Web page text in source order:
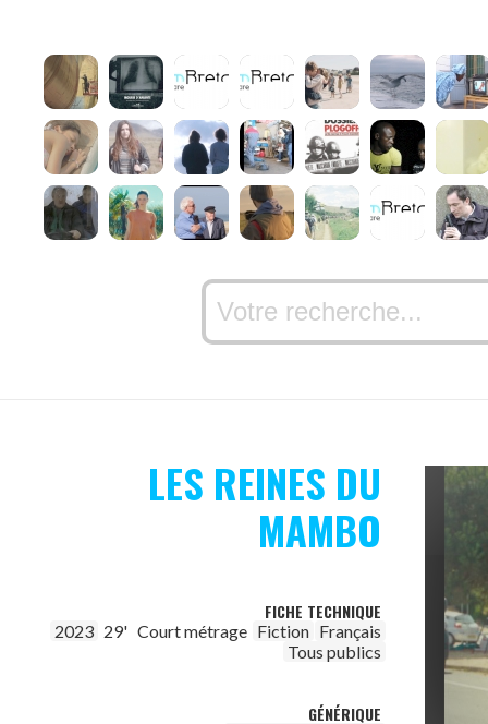
LES REINES DU
MAMBO
FICHE TECHNIQUE
2023 29' Court métrage Fiction Français
Tous publics
GÉNÉRIQUE